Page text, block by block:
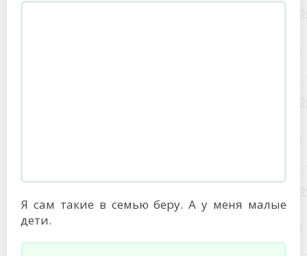
Я сам такие в семью беру. А у меня малые
дети.